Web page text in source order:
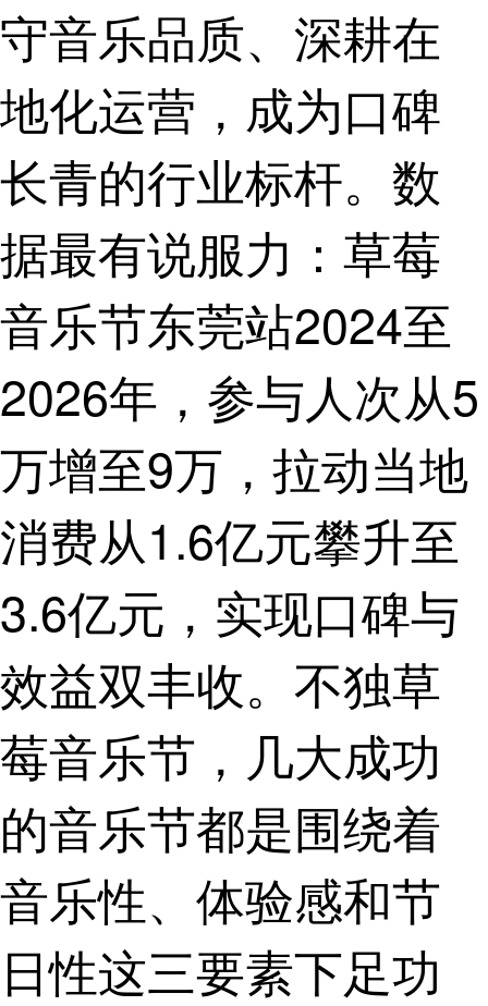
守音乐品质、深耕在
地化运营，成为口碑
长青的行业标杆。数
据最有说服力：草莓
音乐节东莞站2024至
2026年，参与人次从5
万增至9万，拉动当地
消费从1.6亿元攀升至
3.6亿元，实现口碑与
效益双丰收。不独草
莓音乐节，几大成功
的音乐节都是围绕着
音乐性、体验感和节
日性这三要素下足功